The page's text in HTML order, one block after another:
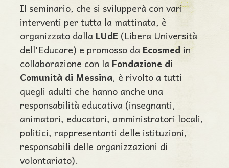
Il seminario, che si svilupperà con vari
interventi per tutta la mattinata, è
organizzato dalla LUdE (Libera Università
dell'Educare) e promosso da Ecosmed in
collaborazione con la Fondazione di
Comunità di Messina, è rivolto a tutti
quegli adulti che hanno anche una
responsabilità educativa (insegnanti,
animatori, educatori, amministratori locali,
politici, rappresentanti delle istituzioni,
responsabili delle organizzazioni di
volontariato).